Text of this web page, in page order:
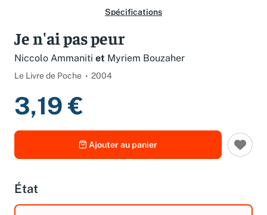
Spécifications
Je n'ai pas peur
Niccolo Ammaniti et Myriem Bouzaher
Le Livre de Poche 2004
3,19 €
Ajouter au panier
État